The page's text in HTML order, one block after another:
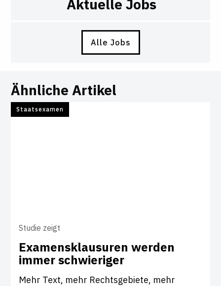
Aktuelle Jobs
Alle Jobs
Ähnliche Artikel
Staatsexamen
Studie zeigt
Exa­mens­klau­suren werden
immer schwie­riger
Mehr Text, mehr Rechtsgebiete, mehr